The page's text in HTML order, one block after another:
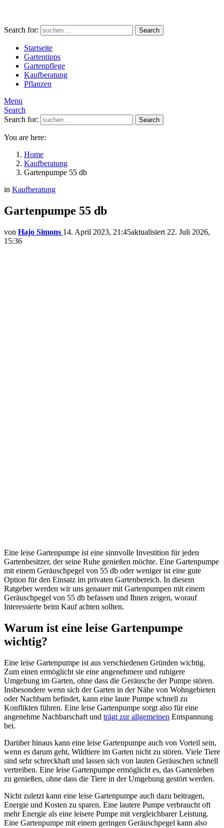
Search for: Search
Startseite
Gartentipps
Gartenpflege
Kaufberatung
Pflanzen
Menu
Search
Search for:
Search
You are here:
Home
Kaufberatung
Gartenpumpe 55 db
in Kaufberatung
Gartenpumpe 55 db
von Hajo Simons 14. April 2023, 21:45aktualisiert 22. Juli 2026,
15:36
Eine leise Gartenpumpe ist eine sinnvolle Investition für jeden
Gartenbesitzer, der seine Ruhe genießen möchte. Eine Gartenpumpe
mit einem Geräuschpegel von 55 db oder weniger ist eine gute
Option für den Einsatz im privaten Gartenbereich. In diesem
Ratgeber werden wir uns genauer mit Gartenpumpen mit einem
Geräuschpegel von 55 db befassen und Ihnen zeigen, worauf
Interessierte beim Kauf achten sollten.
Warum ist eine leise Gartenpumpe
wichtig?
Eine leise Gartenpumpe ist aus verschiedenen Gründen wichtig.
Zum einen ermöglicht sie eine angenehmere und ruhigere
Umgebung im Garten, ohne dass die Geräusche der Pumpe stören.
Insbesondere wenn sich der Garten in der Nähe von Wohngebieten
oder Nachbarn befindet, kann eine laute Pumpe schnell zu
Konflikten führen. Eine leise Gartenpumpe sorgt also für eine
angenehme Nachbarschaft und trägt zur allgemeinen Entspannung
bei.
Darüber hinaus kann eine leise Gartenpumpe auch von Vorteil sein,
wenn es darum geht, Wildtiere im Garten nicht zu stören. Viele Tiere
sind sehr schreckhaft und lassen sich von lauten Geräuschen schnell
vertreiben. Eine leise Gartenpumpe ermöglicht es, das Gartenleben
zu genießen, ohne dass die Tiere in der Umgebung gestört werden.
Nicht zuletzt kann eine leise Gartenpumpe auch dazu beitragen,
Energie und Kosten zu sparen. Eine lautere Pumpe verbraucht oft
mehr Energie als eine leisere Pumpe mit vergleichbarer Leistung.
Eine Gartenpumpe mit einem geringen Geräuschpegel kann also